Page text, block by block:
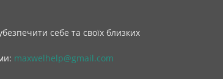
себе та своїх близких
maxwelhelp@gmail.com